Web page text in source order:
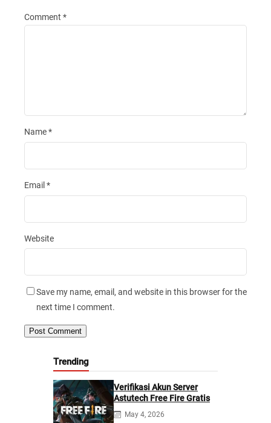
Comment *
Name*
Email *
Website
Save my name, email, and website in this browser for the
next time I comment.
Trending
Verifikasi Akun Server
Astutech Free Fire Gratis
May 4, 2026